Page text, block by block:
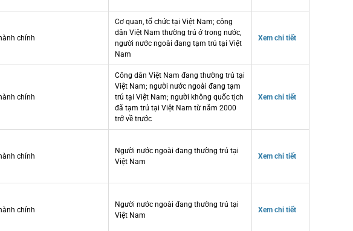
chính
Cơ quan, tổ chức tại Việt Nam; công
dân Việt Nam thường trú ở trong nước,
người nước ngoài đang tạm trú tại Việt
Nam
Xem chi tiết
chính
Công dân Việt Nam đang thường trú tại
Việt Nam; người nước ngoài đang tạm
trú tại Việt Nam; người không quốc tịch
đã tạm trú tại Việt Nam từ năm 2000
trở về trước
Xem chi tiết
chính
Người nước ngoài đang thường trú tại
Việt Nam
Xem chi tiết
chính
Người nước ngoài đang thường trú tại
Việt Nam
Xem chi tiết